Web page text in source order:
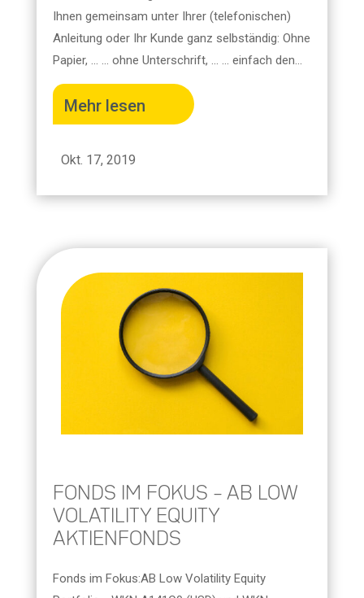
Ihnen gemeinsam unter Ihrer (telefonischen)
Anleitung oder Ihr Kunde ganz selbständig: Ohne
Papier, ... ... ohne Unterschrift, ... ... einfach den...
Mehr lesen
Okt. 17, 2019
FONDS IM FOKUS – AB LOW
VOLATILITY EQUITY
AKTIENFONDS
Fonds im Fokus:AB Low Volatility Equity